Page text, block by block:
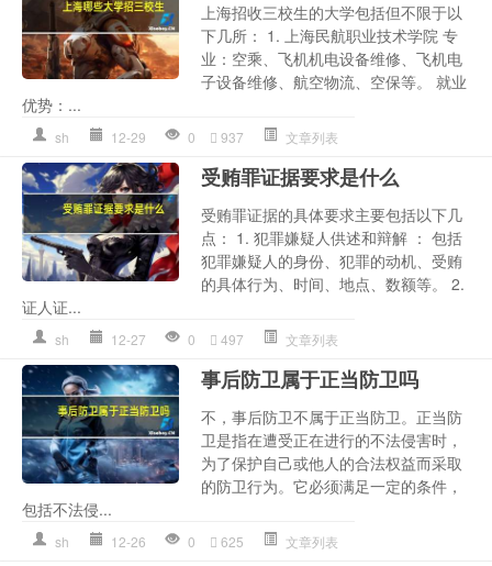
上海招收三校生的大学包括但不限于以
下几所： 1. 上海民航职业技术学院 专
业：空乘、飞机机电设备维修、飞机电
子设备维修、航空物流、空保等。 就业
优势：...
sh 12-29 0 937 文章列表
受贿罪证据要求是什么
受贿罪证据的具体要求主要包括以下几
点： 1. 犯罪嫌疑人供述和辩解 ： 包括
犯罪嫌疑人的身份、犯罪的动机、受贿
的具体行为、时间、地点、数额等。 2.
证人证...
sh 12-27 0 497 文章列表
事后防卫属于正当防卫吗
不，事后防卫不属于正当防卫。正当防
卫是指在遭受正在进行的不法侵害时，
为了保护自己或他人的合法权益而采取
的防卫行为。它必须满足一定的条件，
包括不法侵...
sh 12-26 0 625 文章列表